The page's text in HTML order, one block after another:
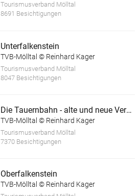
Tourismusverband Mölltal
8691 Besichtigungen
Unterfalkenstein
TVB-Mölltal © Reinhard Kager
Tourismusverband Mölltal
8047 Besichtigungen
Die Tauernbahn - alte und neue Verkehrswege
TVB-Mölltal © Reinhard Kager
Tourismusverband Mölltal
7370 Besichtigungen
Oberfalkenstein
TVB-Mölltal © Reinhard Kager